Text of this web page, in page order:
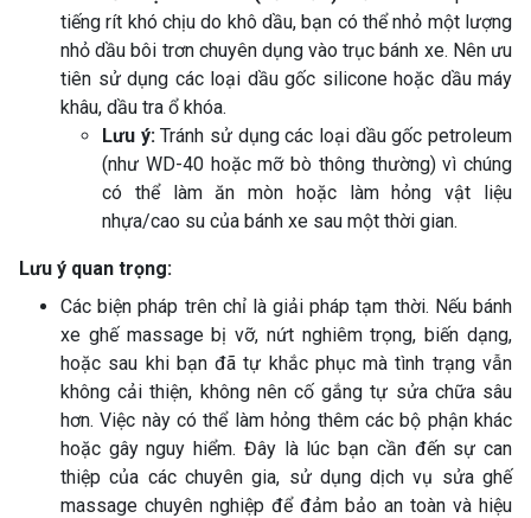
tiếng rít khó chịu do khô dầu, bạn có thể nhỏ một lượng
nhỏ dầu bôi trơn chuyên dụng vào trục bánh xe. Nên ưu
tiên sử dụng các loại dầu gốc silicone hoặc dầu máy
khâu, dầu tra ổ khóa.
Lưu ý:Tránh sử dụng các loại dầu gốc petroleum
(như WD-40 hoặc mỡ bò thông thường) vì chúng
có thể làm ăn mòn hoặc làm hỏng vật liệu
nhựa/cao su của bánh xe sau một thời gian.
Lưu ý quan trọng:
Các biện pháp trên chỉ là giải pháp tạm thời. Nếu bánh
xe ghế massage bị vỡ, nứt nghiêm trọng, biến dạng,
hoặc sau khi bạn đã tự khắc phục mà tình trạng vẫn
không cải thiện, không nên cố gắng tự sửa chữa sâu
hơn. Việc này có thể làm hỏng thêm các bộ phận khác
hoặc gây nguy hiểm. Đây là lúc bạn cần đến sự can
thiệp của các chuyên gia, sử dụng dịch vụ sửa ghế
massage chuyên nghiệp để đảm bảo an toàn và hiệu